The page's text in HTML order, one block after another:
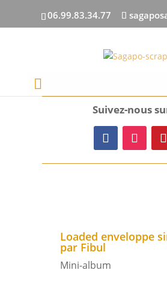
06.99.83.34.77
Suivez-nous
Loaded enveloppe
par Fibul
Mini-album